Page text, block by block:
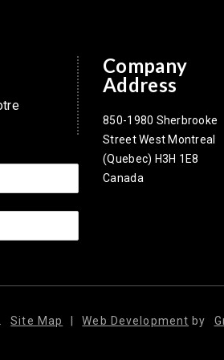
Company
Address
850-1980 Sherbrooke
Street West Montreal
(Quebec) H3H 1E8
Canada
Site Map Web Development by